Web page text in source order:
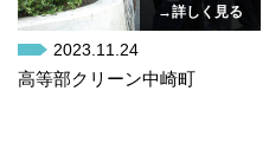
→詳しく見る
2023.11.24
高等部クリーン中崎町